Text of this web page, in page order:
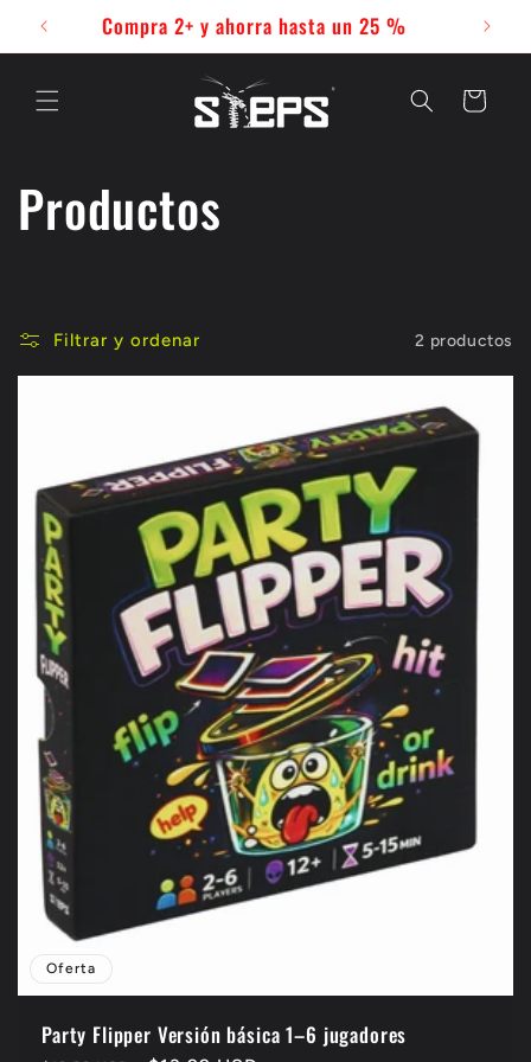
directamenteCompra 2+ y ahorra hasta un 25 %
Carrito
C
l
e
c
ó
n
Productos
Filtrar y ordenar 2 productos
Oferta
Party Flipper Versión básica 1–6 jugadores